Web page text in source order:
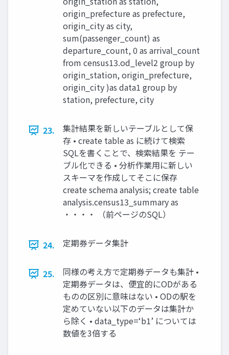
origin_prefecture as prefecture,
origin_city as city,
sum(passenger_count) as
departure_count, 0 as arrival_count
from census13.od_level2 group by
origin_station, origin_prefecture,
origin_city )as data1 group by
station, prefecture, city
23.
集計結果を新しいテーブルとして保
存 • create table as に続けて検索
SQLを書くことで、検索結果を テー
ブル化できる • 分析作業用に新しい
スキーマを作成してそこに保存
create schema analysis; create table
analysis.census13_summary as
・・・・ （前ページのSQL）
24. 定期券データ集計
25.
同様の考え方で定期券データも集計 •
定期券データは、便宜的にODがある
ものの区別に意味はない • ODの駅を
定めていない以下のデータは集計か
ら除く • data_type=‘b1’ については
数値を3倍する